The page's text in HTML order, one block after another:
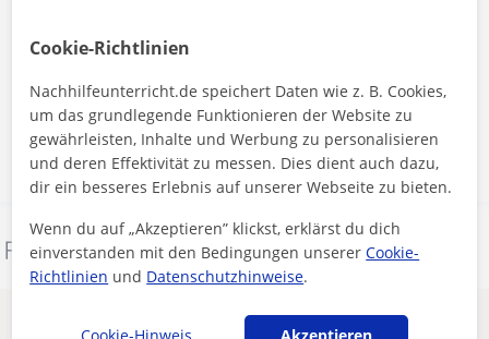
Durch Klicken auf eine der beiden Schaltflächen stimmen Sie unserem
Impressumund unsererDatenschutzerklärung
Nachricht senden
Dieses Profil melden
Andere Deutsch-Lehrkräfte in
Cookie-Richtlinien
Nachhilfeunterricht.de speichert Daten wie z. B. Cookies,
um das grundlegende Funktionieren der Website zu
gewährleisten, Inhalte und Werbung zu personalisieren
und deren Effektivität zu messen. Dies dient auch dazu,
dir ein besseres Erlebnis auf unserer Webseite zu bieten.
Wenn du auf „Akzeptieren” klickst, erklärst du dich
einverstanden mit den Bedingungen unsererCookie-
Richtlinien und Datenschutzhinweise.